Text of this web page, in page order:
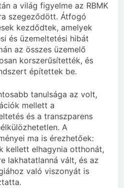
a világ figyelme az RBMK
szegeződött. Átfogó
kezdődtek, amelyek
és üzemeltetési hibát
az összes üzemelő
korszerűsítették, és
építettek be.
tanulsága az volt,
mellett a
és a transzparens
A
ma is érezhetőek:
kellett elhagynia otthonát,
lakhatatlanná vált, és az
való viszonyát is